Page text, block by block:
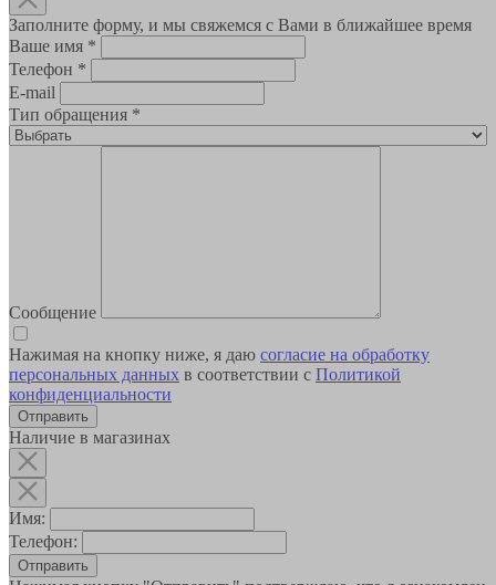
Заполните форму, и мы свяжемся с Вами в ближайшее время
Ваше имя *
Телефон *
E-mail
Тип обращения *
Сообщение
Нажимая на кнопку ниже, я даю согласие на обработку
персональных данных в соответствии с Политикой
конфиденциальности
Наличие в магазинах
Имя:
Телефон:
Отправить